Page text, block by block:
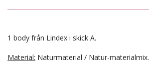
1 body från Lindex i skick A.
Material: Naturmaterial / Natur-materialmix.